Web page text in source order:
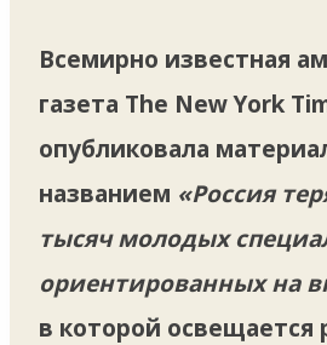
Всемирно известная
газета The New York
опубликовала
названием «Россия
тысяч молодых
ориентированных на
в которой освещается